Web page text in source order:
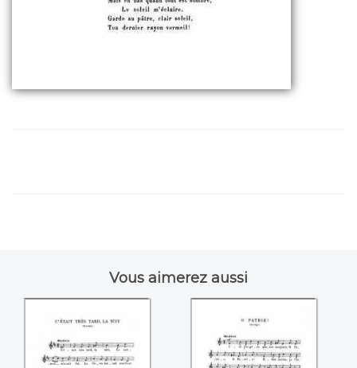
Vous aimerez aussi
C'était très tard la
O Patrie